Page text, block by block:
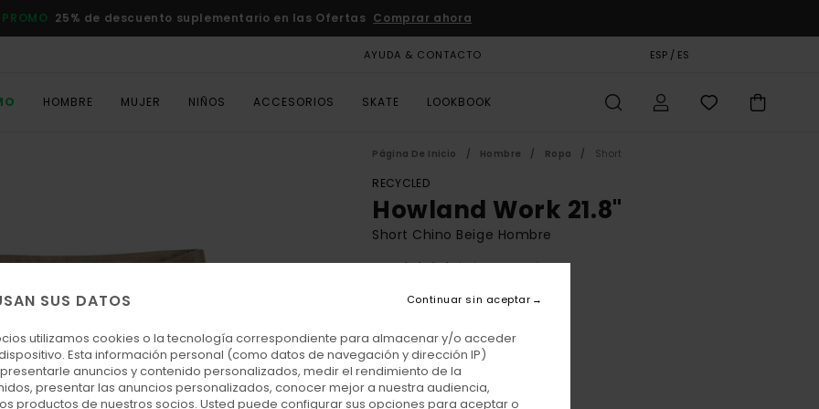
PROMO 25% de descuento suplementario en las Ofertas Comprar ahora
AYUDA & CONTACTO ESP / ES
HOMBRE MUJER NIÑOS ACCESORIOS SKATE LOOKBOOK
Página De Inicio Hombre Ropa Short
RECYCLED
Howland Work 21.8"
Short Chino Beige Hombre
4.7
ECO-BONUS
ColorAluminum
SUS DATOS
utilizamos cookies o la tecnología correspondiente para almacenar y/o acceder
Esta información personal (como datos de navegación y dirección IP)
anuncios y contenido personalizados, medir el rendimiento de la
presentar las anuncios personalizados, conocer mejor a nuestra audiencia,
productos de nuestros socios. Usted puede configurar sus opciones para aceptar o
Continuar sin aceptar